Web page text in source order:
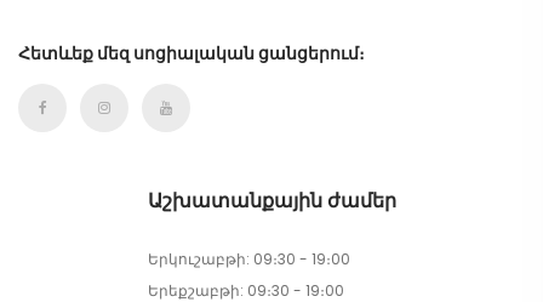
Հետևեք մեզ սոցիալական ցանցերում։
Աշխատանքային ժամեր
Երկուշաբթի: 09։30 - 19։00
Երեքշաբթի: 09։30 - 19։00